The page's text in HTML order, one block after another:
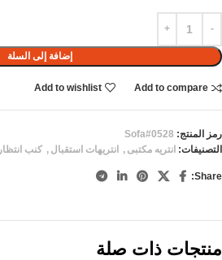
إضافة إلى السلة
Add to compare
Add to wishlist
رمز المنتج: Sofa#0528
التصنيفات: انتريه مكتبى , انتريهات استقبال , كنب انتظار
Share:
منتجات ذات صلة